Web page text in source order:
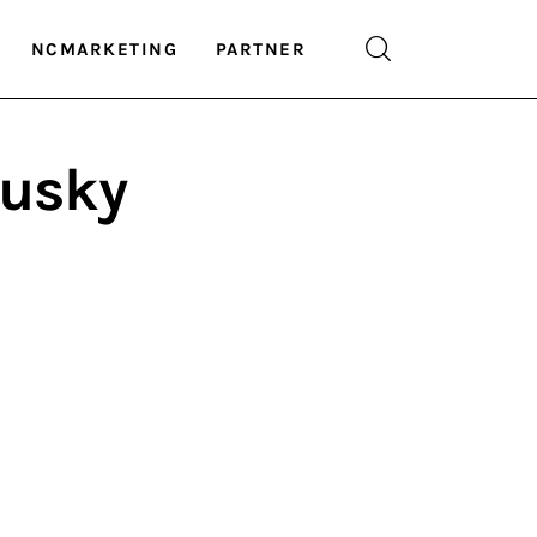
NCMARKETING PARTNER